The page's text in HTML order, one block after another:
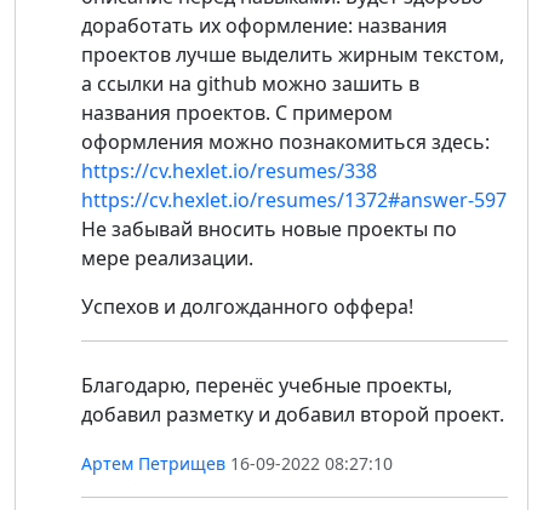
доработать их оформление: названия
проектов лучше выделить жирным текстом,
а ссылки на github можно зашить в
названия проектов. С примером
оформления можно познакомиться здесь:
https://cv.hexlet.io/resumes/338
https://cv.hexlet.io/resumes/1372#answer-597
Не забывай вносить новые проекты по
мере реализации.
Успехов и долгожданного оффера!
Благодарю, перенёс учебные проекты,
добавил разметку и добавил второй проект.
Артем Петрищев 16-09-2022 08:27:10